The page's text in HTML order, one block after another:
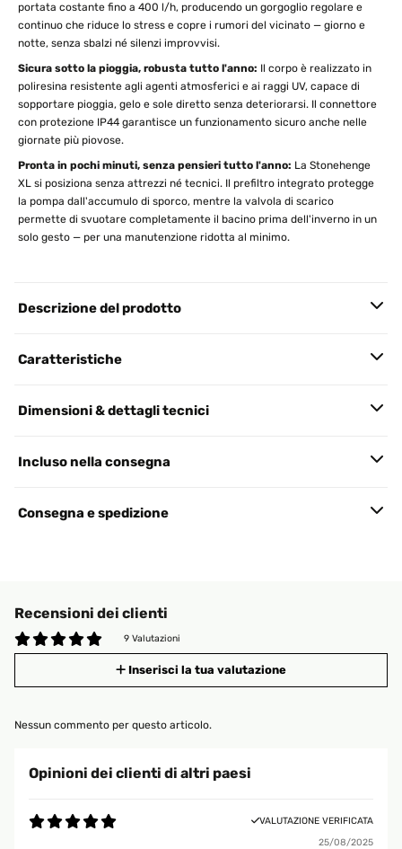
portata costante fino a 400 l/h, producendo un gorgoglio regolare e
continuo che riduce lo stress e copre i rumori del vicinato — giorno e
notte, senza sbalzi né silenzi improvvisi.
Sicura sotto la pioggia, robusta tutto l'anno: Il corpo è realizzato in
poliresina resistente agli agenti atmosferici e ai raggi UV, capace di
sopportare pioggia, gelo e sole diretto senza deteriorarsi. Il connettore
con protezione IP44 garantisce un funzionamento sicuro anche nelle
giornate più piovose.
Pronta in pochi minuti, senza pensieri tutto l'anno: La Stonehenge
XL si posiziona senza attrezzi né tecnici. Il prefiltro integrato protegge
la pompa dall'accumulo di sporco, mentre la valvola di scarico
permette di svuotare completamente il bacino prima dell'inverno in un
solo gesto — per una manutenzione ridotta al minimo.
Descrizione del prodotto
Caratteristiche
Dimensioni & dettagli tecnici
Incluso nella consegna
Consegna e spedizione
Recensioni dei clienti
9 Valutazioni
Inserisci la tua valutazione
Nessun commento per questo articolo.
Opinioni dei clienti di altri paesi
VALUTAZIONE VERIFICATA
25/08/2025